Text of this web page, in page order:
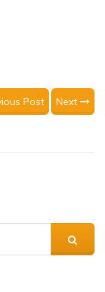
Post Next